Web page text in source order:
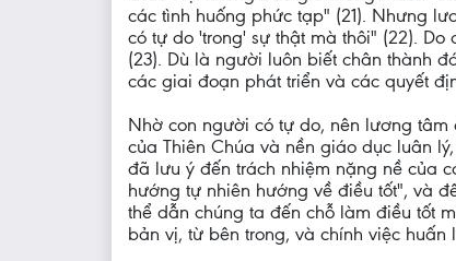
các tình huống phức tạp" (21). Nhưng
có tự do 'trong' sự thật mà thôi" (22).
(23). Dù là người luôn biết chân thành
các giai đoạn phát triển và các quyết
Nhờ con người có tự do, nên lương
của Thiên Chúa và nền giáo dục luân
đã lưu ý đến trách nhiệm nặng nề của
hướng tự nhiên hướng về điều tốt", và
thể dẫn chúng ta đến chỗ làm điều tốt
bản vị, từ bên trong, và chính việc